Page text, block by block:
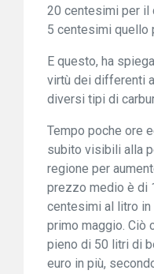
20 centesimi per il
5 centesimi quello
E questo, ha
virtù dei differenti
diversi tipi di
Tempo poche ore
subito visibili alla
regione per
prezzo medio è di
centesimi al litro
primo maggio. Ciò
pieno di 50 litri di
euro in più,